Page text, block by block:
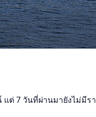
ต่ 7 วันที่ผ่านมายังไม่มี